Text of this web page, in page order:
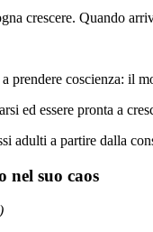
crescere. Quando
prendere coscienza: il
ed essere pronta a
adulti a partire dalla
nel suo caos